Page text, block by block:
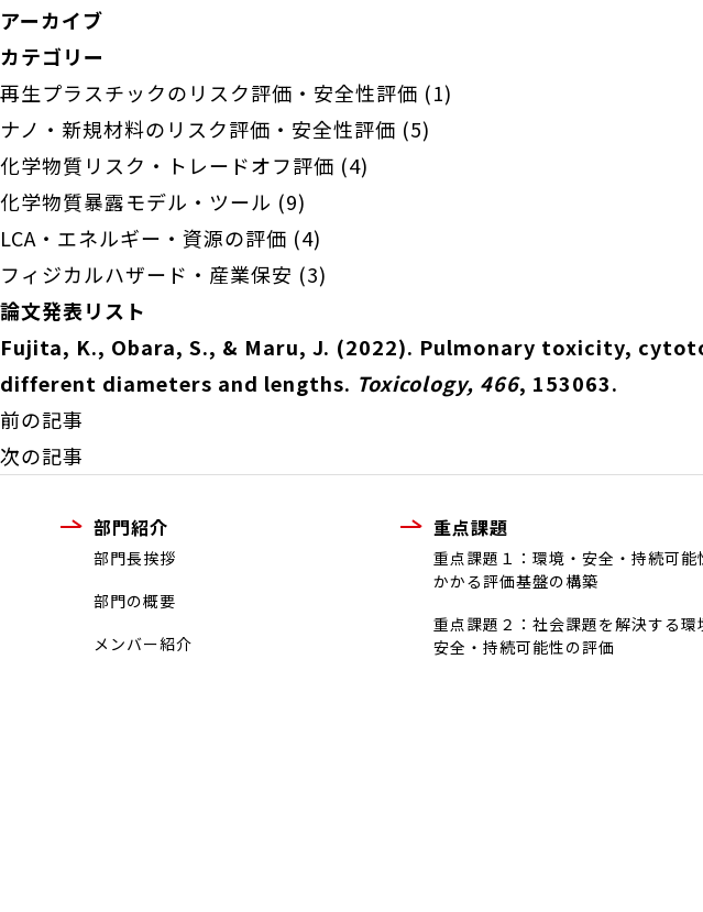
アーカイブ
カテゴリー
再生プラスチックのリスク評価・安全性評価 (1)
ナノ・新規材料のリスク評価・安全性評価 (5)
化学物質リスク・トレードオフ評価 (4)
化学物質暴露モデル・ツール (9)
LCA・エネルギー・資源の評価 (4)
フィジカルハザード・産業保安 (3)
論文発表リスト
Fujita, K., Obara, S., & Maru, J. (2022). Pulmonary toxicity,
different diameters and lengths. Toxicology, 466, 153063.
前の記事
次の記事
部門紹介
部門長挨拶
部門の概要
メンバー紹介
重点課題
重点課題１：環境・安全・持続可能
かかる評価基盤の構築
重点課題２：社会課題を解決する環
安全・持続可能性の評価